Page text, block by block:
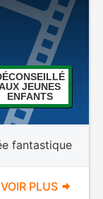
JEUNES
ENFANTS
fantastique
VOIR PLUS